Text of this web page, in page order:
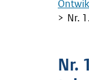
Nr.
Nr.